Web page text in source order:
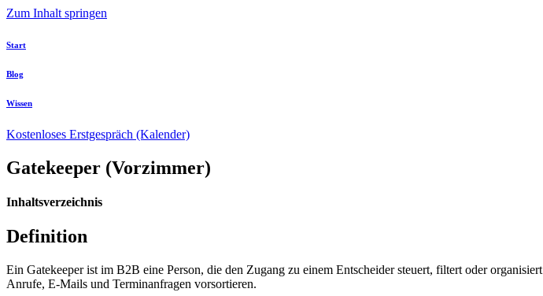
Zum Inhalt springen
Start
Blog
Wissen
Kostenloses Erstgespräch (Kalender)
Gatekeeper (Vorzimmer)
Inhaltsverzeichnis
Definition
Ein Gatekeeper ist im B2B eine Person, die den Zugang zu einem Entscheider steuert, filtert oder
Anrufe, E-Mails und Terminanfragen vorsortieren.